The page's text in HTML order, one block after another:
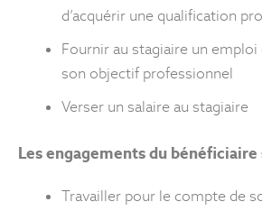
d’acquérir une qualification
Fournir au stagiaire un
son objectif professionnel
Verser un salaire au stagiaire
Les engagements du bénéficiaire
Travailler pour le compte de